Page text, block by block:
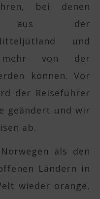
bei denen
aus der
und
von der
können. Vor
der Reiseführer
geändert und wir
ab.
als den
Ländern in
wieder orange,